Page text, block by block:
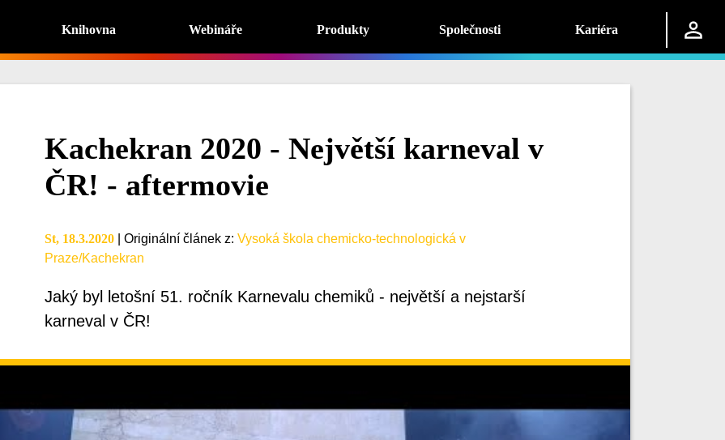
Knihovna Webináře Produkty Společnosti Kariéra
Kachekran 2020 - Největší karneval v
ČR! - aftermovie
St, 18.3.2020 Originální článek z: Vysoká škola chemicko-technologická v
Praze/Kachekran
Jaký byl letošní 51. ročník Karnevalu chemiků - největší a nejstarší
karneval v ČR!